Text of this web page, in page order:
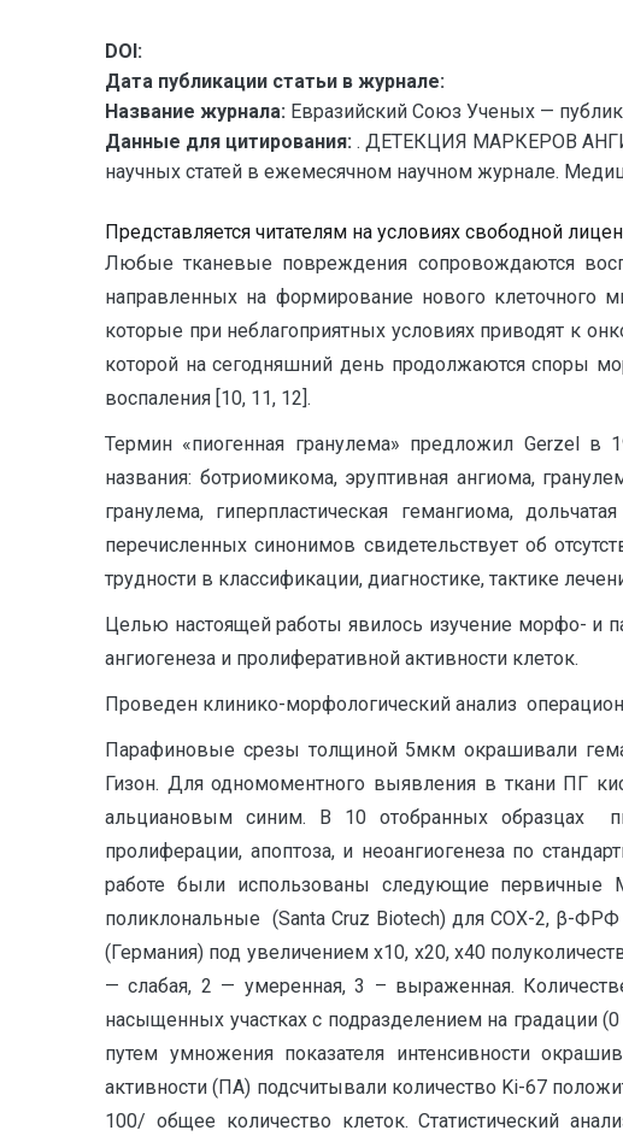
DOI:
Дата публикации статьи в журнале:
Название журнала: Евразийский Союз Ученых —
Данные для цитирования: . ДЕТЕКЦИЯ МАРКЕРОВ
научных статей в ежемесячном научном журнале.
Представляется читателям на условиях свободной
Любые тканевые повреждения сопровождаются
направленных на формирование нового клеточного
которые при неблагоприятных условиях приводят к
которой на сегодняшний день продолжаются споры
воспаления [10, 11, 12].
Термин «пиогенная гранулема» предложил Gerzel в
названия: ботриомикома, эруптивная ангиома,
гранулема, гиперпластическая гемангиома,
перечисленных синонимов свидетельствует об
трудности в классификации, диагностике, тактике
Целью настоящей работы явилось изучение морфо- и
ангиогенеза и пролиферативной активности клеток.
Проведен клинико-морфологический анализ
Парафиновые срезы толщиной 5мкм окрашивали
Гизон. Для одномоментного выявления в ткани ПГ
альциановым синим. В 10 отобранных образцах
пролиферации, апоптоза, и неоангиогенеза по
работе были использованы следующие первичные
поликлональные (Santa Cruz Biotech) для COX-2, β-
(Германия) под увеличением х10, х20, х40
— слабая, 2 — умеренная, 3 – выраженная.
насыщенных участках с подразделением на градации
путем умножения показателя интенсивности
активности (ПА) подсчитывали количество Ki-67
100/ общее количество клеток. Статистический